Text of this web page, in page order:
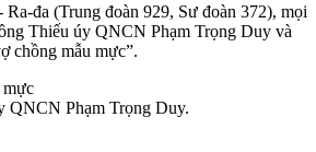
đa (Trung đoàn 929, Sư đoàn 372), mọi
Thiếu úy QNCN Phạm Trọng Duy và
chồng mẫu mực”.
QNCN Phạm Trọng Duy.